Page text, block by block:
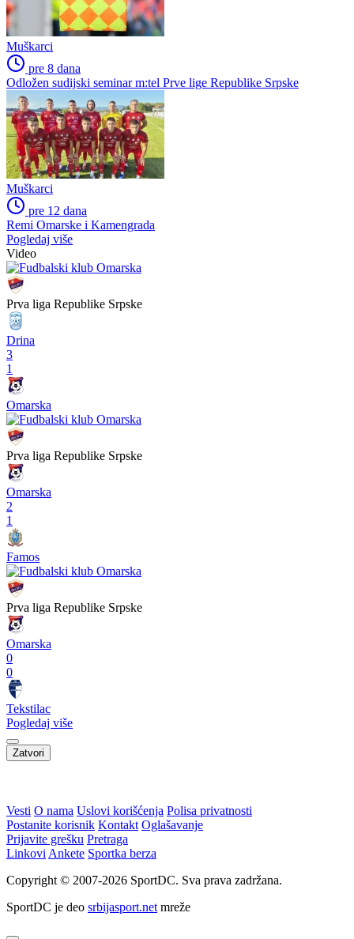
Muškarci
pre 8 dana
Odložen sudijski seminar m:tel Prve lige Republike Srpske
Muškarci
pre 12 dana
Remi Omarske i Kamengrada
Pogledaj više
Video
Prva liga Republike Srpske
Drina
3
1
Omarska
Prva liga Republike Srpske
Omarska
2
1
Famos
Prva liga Republike Srpske
Omarska
0
0
Tekstilac
Pogledaj više
Zatvori
Vinicius produžio s Realom,
potvrđen i najveći transfer u
klupskoj povijesti
Sjajni Hajduk peticom u
Borac s igračem više tek do
minimalne pobjede nad
Allah, Allah, Allah, Allah…